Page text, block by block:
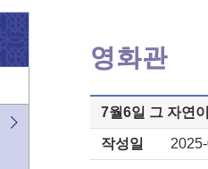
7월6일 그 자연
작성일